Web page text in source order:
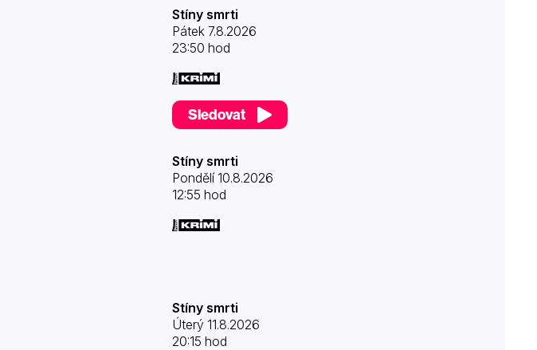
Stíny smrti
Pátek 7.8.2026
23:50 hod
Sledovat
Stíny smrti
Pondělí 10.8.2026
12:55 hod
Stíny smrti
Úterý 11.8.2026
20:15 hod